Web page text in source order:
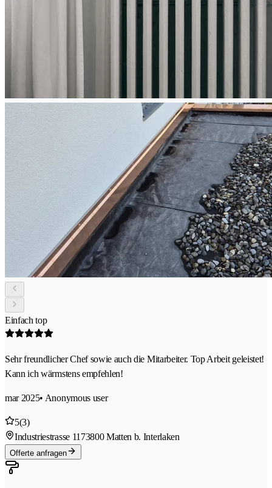
Einfach top
Sehr freundlicher Chef sowie auch die Mitarbeiter. Top Arbeit geleistet!
Kann ich wärmstens empfehlen!
mar 2025• Anonymous user
5(3)
Industriestrasse 1173800 Matten b. Interlaken
Offerte anfragen